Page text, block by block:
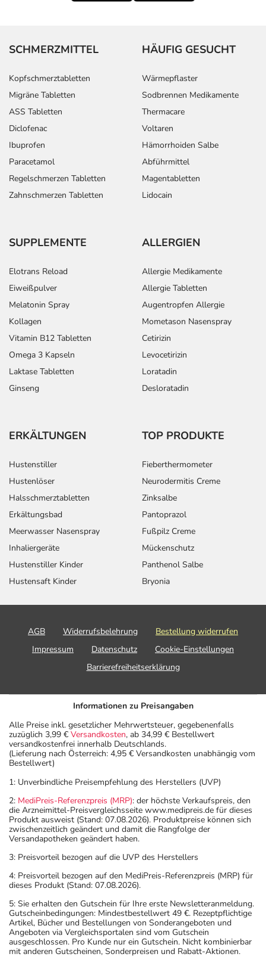
SCHMERZMITTEL
Kopfschmerztabletten
Migräne Tabletten
ASS Tabletten
Diclofenac
Ibuprofen
Paracetamol
Regelschmerzen Tabletten
Zahnschmerzen Tabletten
HÄUFIG GESUCHT
Wärmepflaster
Sodbrennen Medikamente
Thermacare
Voltaren
Hämorrhoiden Salbe
Abführmittel
Magentabletten
Lidocain
SUPPLEMENTE
Elotrans Reload
Eiweißpulver
Melatonin Spray
Kollagen
Vitamin B12 Tabletten
Omega 3 Kapseln
Laktase Tabletten
Ginseng
ALLERGIEN
Allergie Medikamente
Allergie Tabletten
Augentropfen Allergie
Mometason Nasenspray
Cetirizin
Levocetirizin
Loratadin
Desloratadin
ERKÄLTUNGEN
Hustenstiller
Hustenlöser
Halsschmerztabletten
Erkältungsbad
Meerwasser Nasenspray
Inhaliergeräte
Hustenstiller Kinder
Hustensaft Kinder
TOP PRODUKTE
Fieberthermometer
Neurodermitis Creme
Zinksalbe
Pantoprazol
Fußpilz Creme
Mückenschutz
Panthenol Salbe
Bryonia
AGB Widerrufsbelehrung
Bestellung widerrufen
Impressum
Datenschutz
Cookie-Einstellungen
Barrierefreiheitserklärung
Informationen zu Preisangaben
Alle Preise inkl. gesetzlicher Mehrwertsteuer, gegebenenfalls
zuzüglich 3,99 € Versandkosten, ab 34,99 € Bestellwert
versandkostenfrei innerhalb Deutschlands.
(Lieferung nach Österreich: 4,95 € Versandkosten unabhängig vom
Bestellwert)
1: Unverbindliche Preisempfehlung des Herstellers (UVP)
2: MediPreis-Referenzpreis (MRP): der höchste Verkaufspreis, den
die Arzneimittel-Preisvergleichsseite www.medipreis.de für dieses
Produkt ausweist (Stand: 07.08.2026). Produktpreise können sich
zwischenzeitlich geändert und damit die Rangfolge der
Versandapotheken geändert haben.
3: Preisvorteil bezogen auf die UVP des Herstellers
4: Preisvorteil bezogen auf den MediPreis-Referenzpreis (MRP) für
dieses Produkt (Stand: 07.08.2026).
5: Sie erhalten den Gutschein für Ihre erste Newsletteranmeldung.
Gutscheinbedingungen: Mindestbestellwert 49 €. Rezeptpflichtige
Artikel, Bücher und Bestellungen von Sonderangeboten und
Angeboten via Vergleichsportalen sind vom Gutschein
ausgeschlossen. Pro Kunde nur ein Gutschein. Nicht kombinierbar
mit anderen Gutscheinen, Sonderpreisen und Rabatt-Aktionen.